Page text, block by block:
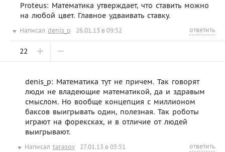
Proteus: Математика утверждает, что ставить можно
на любой цвет. Главное удваивать ставку.
Написал denis_p 26.01.13 в 09:52 ответить
22
denis_p: Математика тут не причем. Так говорят
люди не владеющие математикой, да и здравым
смыслом. Но вообще концепция с миллионом
баксов выигрывать один, полезная. Так роботы
играют на форексках, и в отличие от людей
выигрывают.
Написал tarasov 27.01.13 в 05:51 ответить